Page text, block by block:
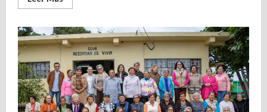
más
Daniel
Cortina
apuesta
por
la
profesionalización
de
los
servidores
públicos